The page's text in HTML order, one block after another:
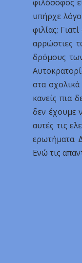
φιλόσοφος
υπήρχε
φιλίας;
αρρώστιες
δρόμους
στα
κανείς πια
δεν έχουμε
αυτές τις
ερωτήματα.
Ενώ τις